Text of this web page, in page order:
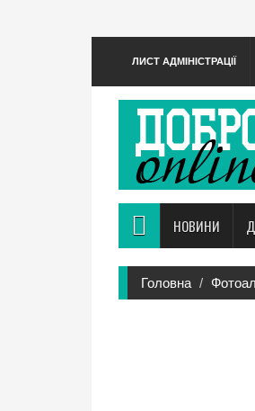
ЛИСТ АДМІНІСТРАЦІЇ
НОВИНИ
Головна